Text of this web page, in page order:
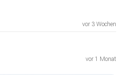
vor 3 Wochen
vor 1 Monat